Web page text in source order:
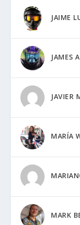
JAIME
JAMES
JAVIER
MARÍA
MARK